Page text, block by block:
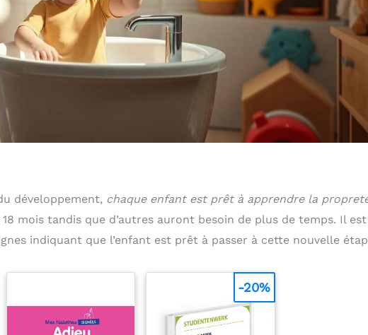
développement, chaque enfant est prêt à apprendre la
mois tandis que d’autres auront besoin de plus de temps. Il est
indiquant que l’enfant est prêt à passer à cette nouvelle
-20%